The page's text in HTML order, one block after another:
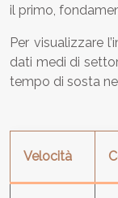
il primo,
Per visualizzare
dati medi di
tempo di sosta
Velocità